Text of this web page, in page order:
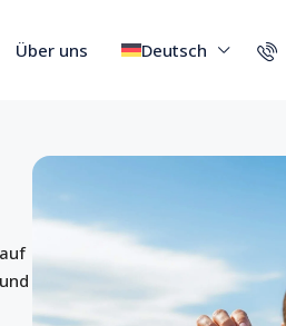
Über uns Deutsch